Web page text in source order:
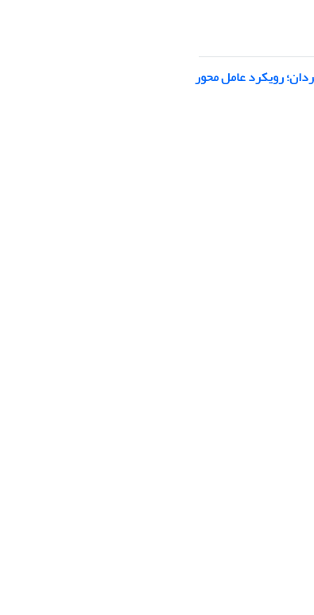
رویکرد عامل محور